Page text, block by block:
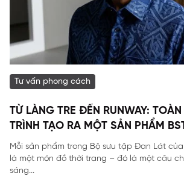
Tư vấn phong cách
TỪ LÀNG TRE ĐẾN RUNWAY:
TRÌNH TẠO RA MỘT SẢN PHẨM
Mỗi sản phẩm trong Bộ sưu tập Đan Lát
là một món đồ thời trang – đó là một câu
sáng...